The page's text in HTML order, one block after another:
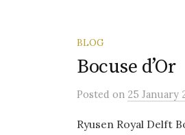
BLOG
Bocuse d’Or
Posted on 25 January
Ryusen Royal Delft